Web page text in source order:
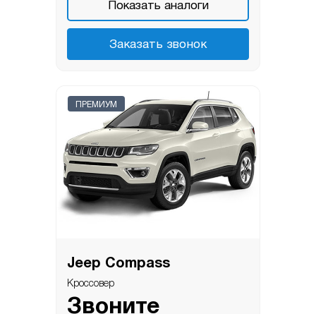
Показать аналоги
Заказать звонок
ПРЕМИУМ
Jeep Compass
Кроссовер
Звоните